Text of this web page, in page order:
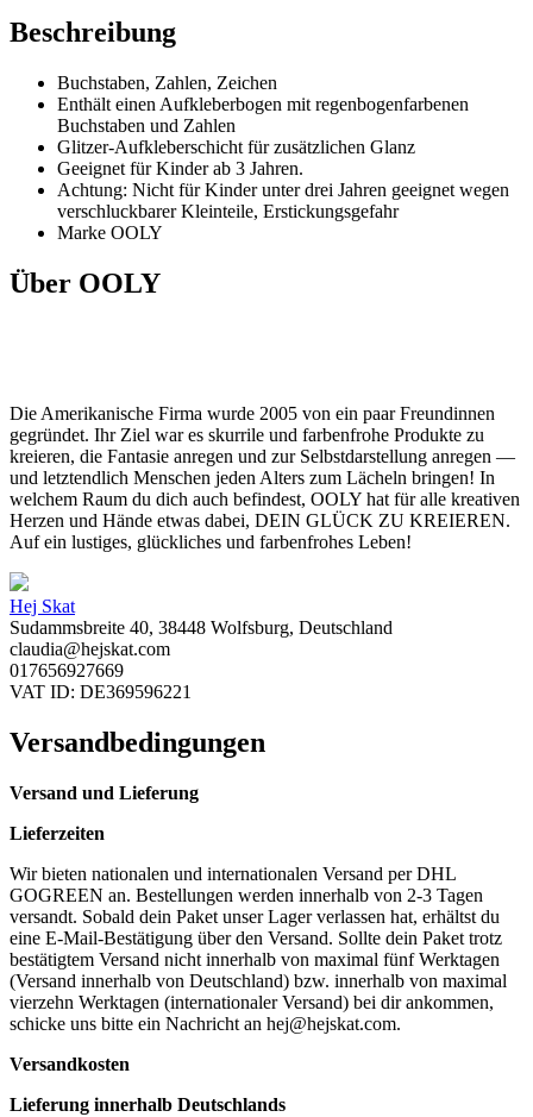
Beschreibung
Buchstaben, Zahlen, Zeichen
Enthält einen Aufkleberbogen mit regenbogenfarbenen
Buchstaben und Zahlen
Glitzer-Aufkleberschicht für zusätzlichen Glanz
Geeignet für Kinder ab 3 Jahren.
Achtung: Nicht für Kinder unter drei Jahren geeignet wegen
verschluckbarer Kleinteile, Erstickungsgefahr
Marke OOLY
Über OOLY
Die Amerikanische Firma wurde 2005 von ein paar Freundinnen
gegründet. Ihr Ziel war es skurrile und farbenfrohe Produkte zu
kreieren, die Fantasie anregen und zur Selbstdarstellung anregen —
und letztendlich Menschen jeden Alters zum Lächeln bringen! In
welchem Raum du dich auch befindest, OOLY hat für alle kreativen
Herzen und Hände etwas dabei, DEIN GLÜCK ZU KREIEREN.
Auf ein lustiges, glückliches und farbenfrohes Leben!
Hej Skat
Sudammsbreite 40, 38448 Wolfsburg, Deutschland
claudia@hejskat.com
017656927669
VAT ID: DE369596221
Versandbedingungen
Versand und Lieferung
Lieferzeiten
Wir bieten nationalen und internationalen Versand per DHL
GOGREEN an. Bestellungen werden innerhalb von 2-3 Tagen
versandt. Sobald dein Paket unser Lager verlassen hat, erhältst du
eine E-Mail-Bestätigung über den Versand. Sollte dein Paket trotz
bestätigtem Versand nicht innerhalb von maximal fünf Werktagen
(Versand innerhalb von Deutschland) bzw. innerhalb von maximal
vierzehn Werktagen (internationaler Versand) bei dir ankommen,
schicke uns bitte ein Nachricht an hej@hejskat.com.
Versandkosten
Lieferung innerhalb Deutschlands